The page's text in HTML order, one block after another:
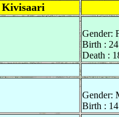
Kivisaari
Gender:
Birth :
Death :
Gender:
Birth :